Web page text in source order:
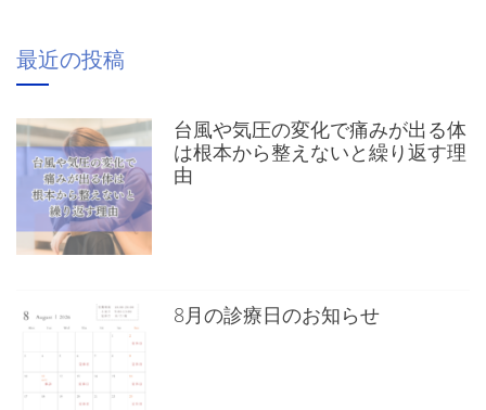
最近の投稿
台風や気圧の変化で痛みが出る体
は根本から整えないと繰り返す理
由
8月の診療日のお知らせ